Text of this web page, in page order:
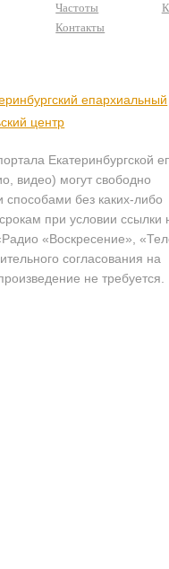
Частоты
Контакты
епархиальный
центр
Екатеринбургской
видео) могут свободно
без каких-либо
при условии ссылки
«Воскресение»,
согласования на
не требуется.